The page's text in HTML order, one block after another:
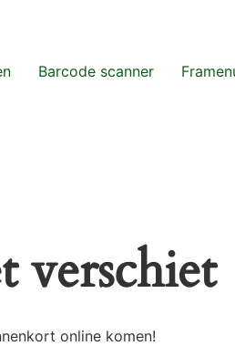
Barcode scanner
verschiet
online komen!